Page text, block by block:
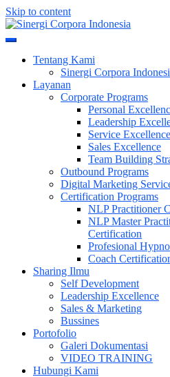
Skip to content
Sinergi Corpora
Tentang Kami
Sinergi Corpora
Layanan
Corporate Programs
Personal
Leadership
Service Excellence
Sales Excellence
Team Building
Outbound Programs
Digital Marketing
Certification Programs
NLP Practitioner
NLP Master
Certification
Profesional
Coach
Sharing Ilmu
Self Development
Leadership Excellence
Sales & Marketing
Bussines
Portofolio
Galeri Dokumentasi
VIDEO TRAINING
Hubungi Kami